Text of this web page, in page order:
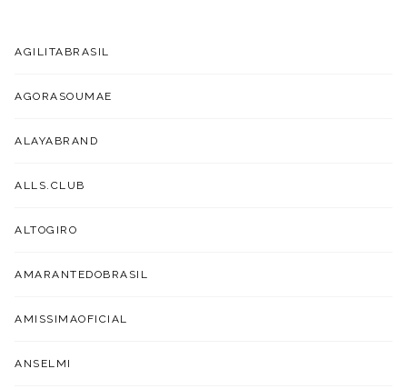
AGILITABRASIL
AGORASOUMAE
ALAYABRAND
ALLS.CLUB
ALTOGIRO
AMARANTEDOBRASIL
AMISSIMAOFICIAL
ANSELMI